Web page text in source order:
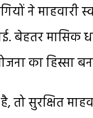
ने
बेहतर मासिक
का हिस्सा
तो सुरक्षित